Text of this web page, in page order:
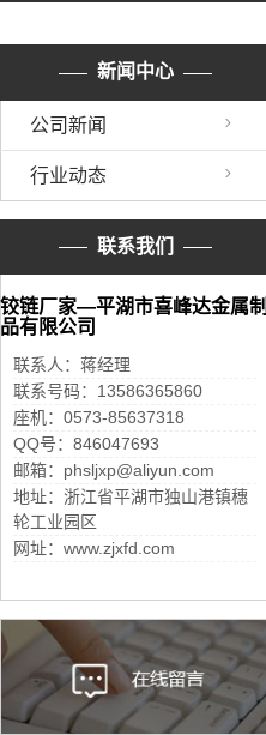
新闻中心
公司新闻
行业动态
联系我们
铰链厂家—平湖市喜峰达金属制
品有限公司
联系人：蒋经理
联系号码：13586365860
座机：0573-85637318
QQ号：846047693
邮箱：phsljxp@aliyun.com
地址：浙江省平湖市独山港镇穗
轮工业园区
网址：www.zjxfd.com